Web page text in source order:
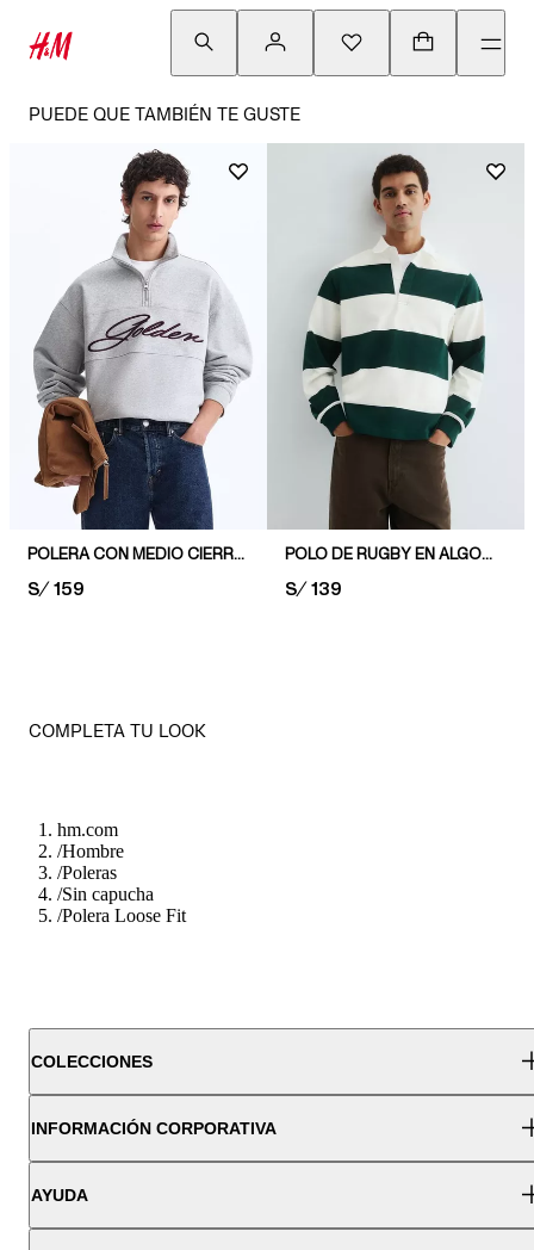
PUEDE QUE TAMBIÉN TE GUSTE
POLERA CON MEDIO CIERRE RELAXED FIT
PRICE:
S/ 159
POLO DE RUGBY EN ALGODÓN REGULAR FIT
PRICE:
S/ 139
COMPLETA TU LOOK
hm.com
/Hombre
/Poleras
/Sin capucha
/Polera Loose Fit
COLECCIONES
INFORMACIÓN CORPORATIVA
AYUDA